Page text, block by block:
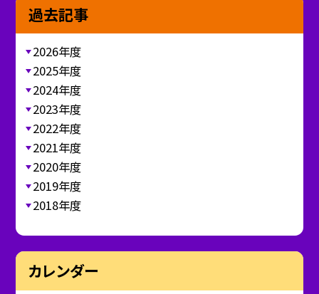
過去記事
2026年度
2025年度
2024年度
2023年度
2022年度
2021年度
2020年度
2019年度
2018年度
カレンダー